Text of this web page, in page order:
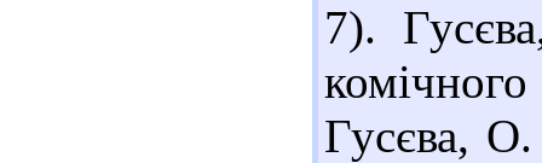
7).
Гусєва,